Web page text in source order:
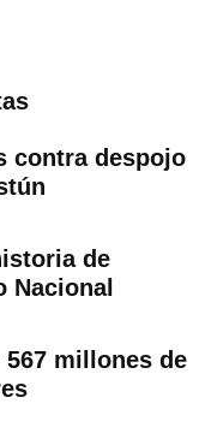
contra despojo
de
Nacional
567 millones de